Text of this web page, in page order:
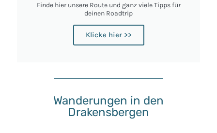
Finde hier unsere Route und ganz viele Tipps für
deinen Roadtrip
Klicke hier >>
Wanderungen in den
Drakensbergen